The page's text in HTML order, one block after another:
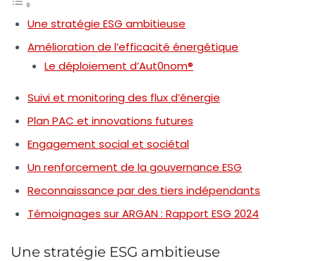
Une stratégie ESG ambitieuse
Amélioration de l’efficacité énergétique
Le déploiement d’Aut0nom®
Suivi et monitoring des flux d’énergie
Plan PAC et innovations futures
Engagement social et sociétal
Un renforcement de la gouvernance ESG
Reconnaissance par des tiers indépendants
Témoignages sur ARGAN : Rapport ESG 2024
Une stratégie ESG ambitieuse